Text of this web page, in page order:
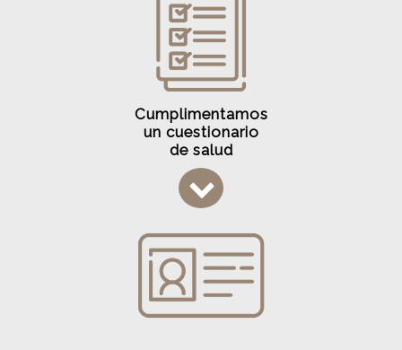
Cumplimentamos
un cuestionario
de salud